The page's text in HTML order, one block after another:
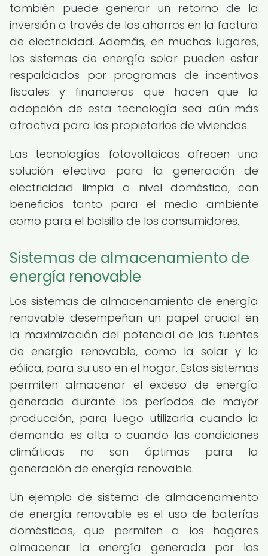
también puede generar un retorno de la
inversión a través de los ahorros en la factura
de electricidad. Además, en muchos lugares,
los sistemas de energía solar pueden estar
respaldados por programas de incentivos
fiscales y financieros que hacen que la
adopción de esta tecnología sea aún más
atractiva para los propietarios de viviendas.
Las tecnologías fotovoltaicas ofrecen una
solución efectiva para la generación de
electricidad limpia a nivel doméstico, con
beneficios tanto para el medio ambiente
como para el bolsillo de los consumidores.
Sistemas de almacenamiento de
energía renovable
Los sistemas de almacenamiento de energía
renovable desempeñan un papel crucial en
la maximización del potencial de las fuentes
de energía renovable, como la solar y la
eólica, para su uso en el hogar. Estos sistemas
permiten almacenar el exceso de energía
generada durante los períodos de mayor
producción, para luego utilizarla cuando la
demanda es alta o cuando las condiciones
climáticas no son óptimas para la
generación de energía renovable.
Un ejemplo de sistema de almacenamiento
de energía renovable es el uso de baterías
domésticas, que permiten a los hogares
almacenar la energía generada por los